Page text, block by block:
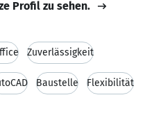
Profil zu sehen.
Zuverlässigkeit
Baustelle Flexibilität